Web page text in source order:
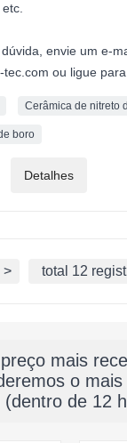
envie um e-
tec.com ou ligue
Cerâmica de nitreto
boro
Detalhes
> total 12
mais
o
(dentro de 12